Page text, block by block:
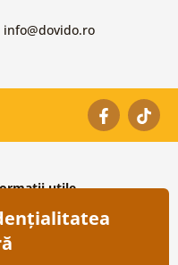
info@dovido.ro
utile
noi
frecvente